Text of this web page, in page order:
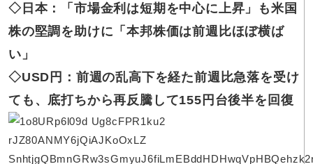
◇日本：「市場金利は短期を中心に上昇」も米国
株の堅調を助けに「本邦株価は前週比ほぼ横ば
い」
◇USD円：前週の乱高下を経た前週比急落を受け
ても、底打ちから再反騰して155円台後半を回復